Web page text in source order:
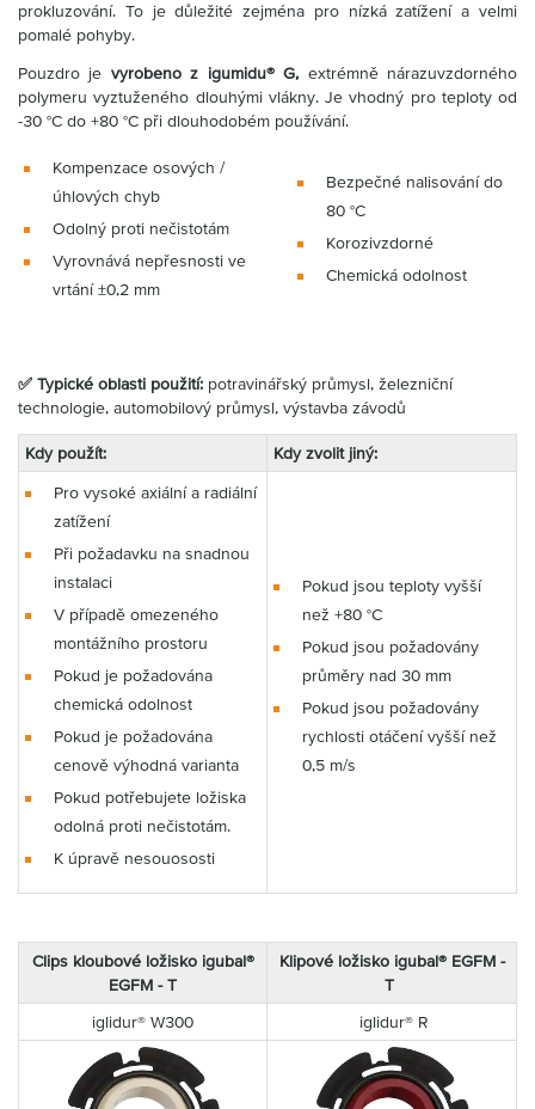
prokluzování. To je důležité zejména pro nízká zatížení a velmi
pomalé pohyby.
Pouzdro je vyrobeno z igumidu®G, extrémně nárazuvzdorného
polymeru vyztuženého dlouhými vlákny. Je vhodný pro teploty od
-30 °C do +80 °C při dlouhodobém používání.
Kompenzace osových /
úhlových chyb
Odolný proti nečistotám
Vyrovnává nepřesnosti ve
vrtání ±0,2 mm
Bezpečné nalisování do
80 °C
Korozivzdorné
Chemická odolnost
✅ Typické oblasti použití: potravinářský průmysl, železniční
technologie, automobilový průmysl, výstavba závodů
Kdy použít: Kdy zvolit jiný:
Pro vysoké axiální a radiální
zatížení
Při požadavku na snadnou
instalaci
V případě omezeného
montážního prostoru
Pokud je požadována
chemická odolnost
Pokud je požadována
cenově výhodná varianta
Pokud potřebujete ložiska
odolná proti nečistotám.
K úpravě nesouososti
Pokud jsou teploty vyšší
než +80 °C
Pokud jsou požadovány
průměry nad 30 mm
Pokud jsou požadovány
rychlosti otáčení vyšší než
0,5 m/s
Clips kloubové ložisko igubal®
EGFM - T
Klipové ložisko igubal® EGFM -
T
iglidur® W300
iglidur® R